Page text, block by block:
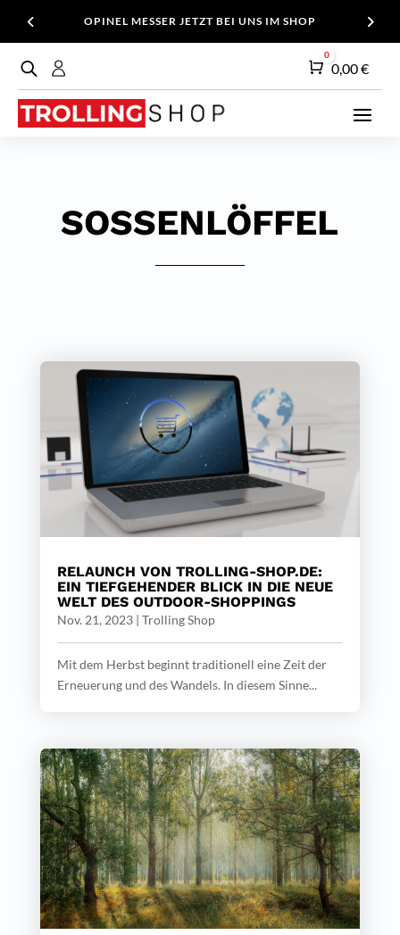
OPINEL MESSER JETZT BEI UNS IM SHOP
Warenkorb
0
0,00€
SOSSENLÖFFEL
RELAUNCH VON TROLLING-SHOP.DE:
EIN TIEFGEHENDER BLICK IN DIE NEUE
WELT DES OUTDOOR-SHOPPINGS
Nov. 21, 2023| Trolling Shop
Mit dem Herbst beginnt traditionell eine Zeit der
Erneuerung und des Wandels. In diesem Sinne...